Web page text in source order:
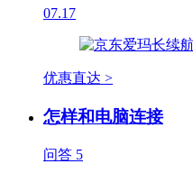
07.17
优惠直达 >
怎样和电脑连接
问答 5